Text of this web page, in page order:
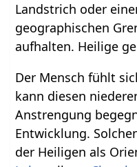
Landstrich oder
geographischen
aufhalten. Heilige
Der Mensch fühlt
kann diesen
Anstrengung
Entwicklung.
der Heiligen als